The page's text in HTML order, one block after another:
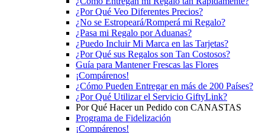
¿Por Qué Veo Diferentes Precios?
¿No se Estropeará/Romperá mi Regalo?
¿Pasa mi Regalo por Aduanas?
¿Puedo Incluir Mi Marca en las Tarjetas?
¿Por Qué sus Regalos son Tan Costosos?
Guía para Mantener Frescas las Flores
¡Compárenos!
¿Cómo Pueden Entregar en más de 200 Países?
¿Por Qué Utilizar el Servicio GiftyLink?
Por Qué Hacer un Pedido con CANASTAS
Programa de Fidelización
¡Compárenos!